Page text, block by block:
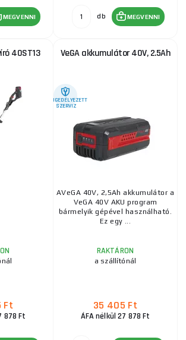
MEGVENNI db MEGVENNI
40ST13
Ft
878 Ft
VeGA akkumulátor 40V, 2.5Ah
ENGEDÉLYEZETT
SZERVIZ
AVeGA 40V, 2,5Ah akkumulátor a
VeGA 40V AKU program
bármelyik gépével használható.
Ez egy ...
RAKTÁRON
a szállítónál
35 405 Ft
ÁFA nélkül 27 878 Ft